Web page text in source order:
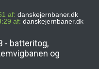
af: danskejernbaner.dk
af: danskejernbaner.dk
- batteritog,
og